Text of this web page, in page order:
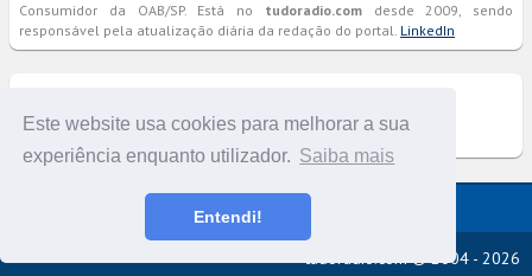
Este website usa cookies para melhorar a sua
experiência enquanto utilizador. Saiba mais
Entendi!
Consumidor da OAB/SP. Está no tudoradio.comdesde 2009, sendo
responsável pela atualização diária da redação do portal. LinkedIn
Versão completa do portal
tudoradio.com © 2004 - 2026